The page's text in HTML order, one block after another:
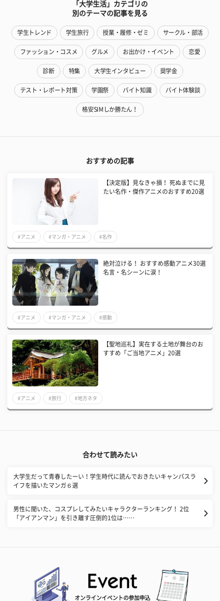
「大学生活」カテゴリの
別のテーマの記事を見る
学生トレンド 学生旅行 授業・履修・ゼミ サークル・部活
ファッション・コスメ グルメ お出かけ・イベント 恋愛
診断 特集 大学生インタビュー 奨学金
テスト・レポート対策 学園祭 バイト知識 バイト体験談
格安SIMしか勝たん！
おすすめの記事
【決定版】見なきゃ損！ 死ぬまでに見
たい名作・傑作アニメのおすすめ20選
#アニメ #マンガ・アニメ #名作
絶対泣ける！ おすすめ感動アニメ30選
名言・名シーンに涙！
#アニメ #マンガ・アニメ #感動
【聖地巡礼】実在する土地が舞台のお
すすめ「ご当地アニメ」20選
#アニメ #旅行 #地方ネタ
合わせて読みたい
大学生だって青春したーい！学生時代に読んでおきたいキャンパスラ
イフを描いたマンガ６選
男性に聞いた、コスプレしてみたいキャラクターランキング！ 2位
「アイアンマン」を引き離す圧倒的1位は……
オンラインイベントの参加申込